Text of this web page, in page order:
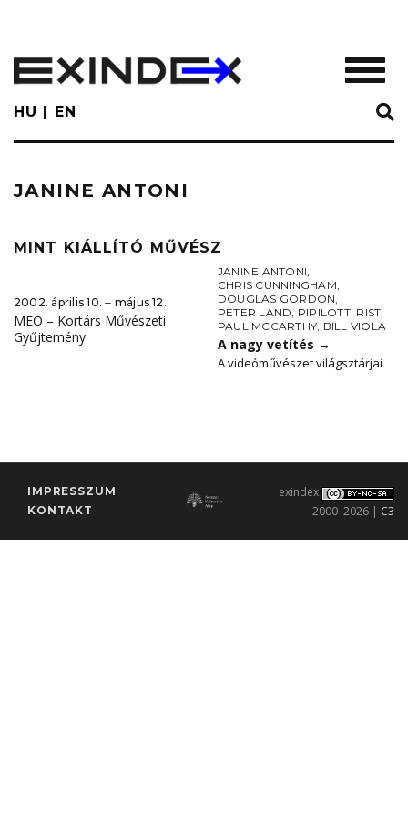
main
content
HU EN
JANINE ANTONI
MINT KIÁLLÍTÓ MŰVÉSZ
2002. április 10. ‒ május 12.
MEO – Kortárs Művészeti
Gyűjtemény
JANINE ANTONI,
CHRIS CUNNINGHAM,
DOUGLAS GORDON,
PETER LAND, PIPILOTTI RIST,
PAUL MCCARTHY, BILL VIOLA
A nagy vetítés →
A videóművészet világsztárjai
IMPRESSZUM
KONTAKT
exindex
2000–2026 | C3